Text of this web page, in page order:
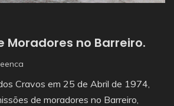
Moradores no Barreiro.
Cravos em 25 de Abril de 1974,
de moradores no Barreiro,